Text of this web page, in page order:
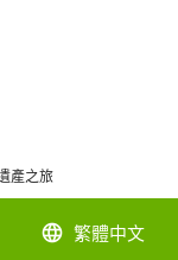
產之旅
language 繁體中文